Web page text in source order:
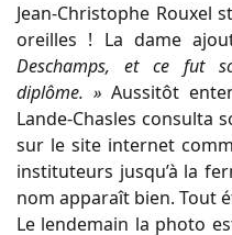
Jean-Christophe Rouxel
oreilles ! La dame
Deschamps, et ce fut
diplôme. »Aussitôt
Lande-Chasles consulta
sur le site internet
instituteurs jusqu’à la
nom apparaît bien. Tout
Le lendemain la photo